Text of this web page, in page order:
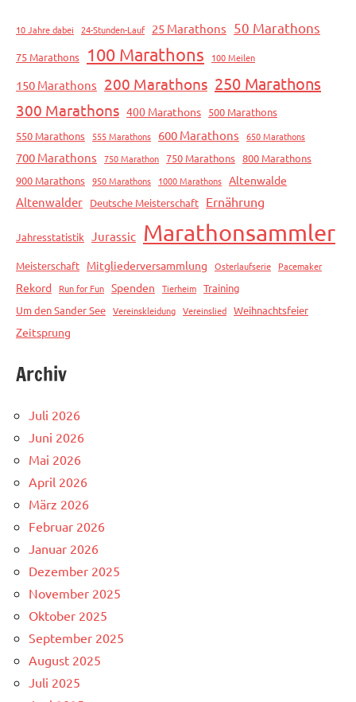
10 Jahre dabei 24-Stunden-Lauf 25 Marathons 50 Marathons
75 Marathons 100 Marathons 100 Meilen
150 Marathons 200 Marathons 250 Marathons
300 Marathons 400 Marathons 500 Marathons
550 Marathons
555 Marathons 600 Marathons 650 Marathons
700 Marathons 750 Marathon 750 Marathons 800 Marathons
900 Marathons 950 Marathons 1000 Marathons Altenwalde
Altenwalder Deutsche Meisterschaft Ernährung
Jahresstatistik Jurassic Marathonsammler
Meisterschaft Mitgliederversammlung Osterlaufserie Pacemaker
Rekord Run for Fun Spenden Tierheim Training
Um den Sander See Vereinskleidung Vereinslied Weihnachtsfeier
Zeitsprung
Archiv
Juli 2026
Juni 2026
Mai 2026
April 2026
März 2026
Februar 2026
Januar 2026
Dezember 2025
November 2025
Oktober 2025
September 2025
August 2025
Juli 2025